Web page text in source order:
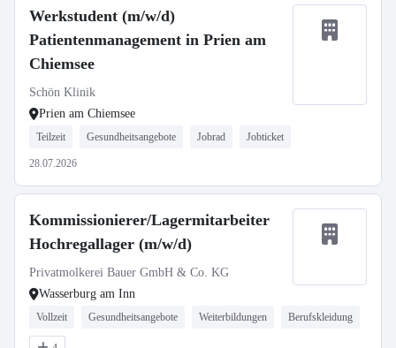
Werkstudent (m/w/d)
Patientenmanagement in Prien am
Chiemsee
Schön Klinik
Prien am Chiemsee
Teilzeit Gesundheitsangebote Jobrad Jobticket
28.07.2026
Kommissionierer/Lagermitarbeiter
Hochregallager (m/w/d)
Privatmolkerei Bauer GmbH & Co. KG
Wasserburg am Inn
Vollzeit Gesundheitsangebote Weiterbildungen Berufskleidung